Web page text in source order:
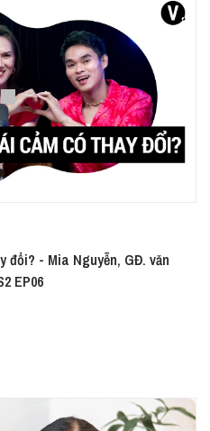
- Mia Nguyễn, GĐ. văn
EP06